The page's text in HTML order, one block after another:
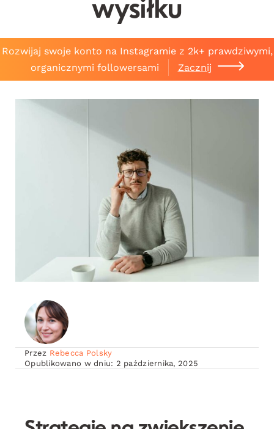
wysiłku
Rozwijaj swoje konto na Instagramie z 2k+ prawdziwymi,
organicznymi followersami
Zacznij
Przez Rebecca Polsky
Opublikowano w dniu: 2 października, 2025